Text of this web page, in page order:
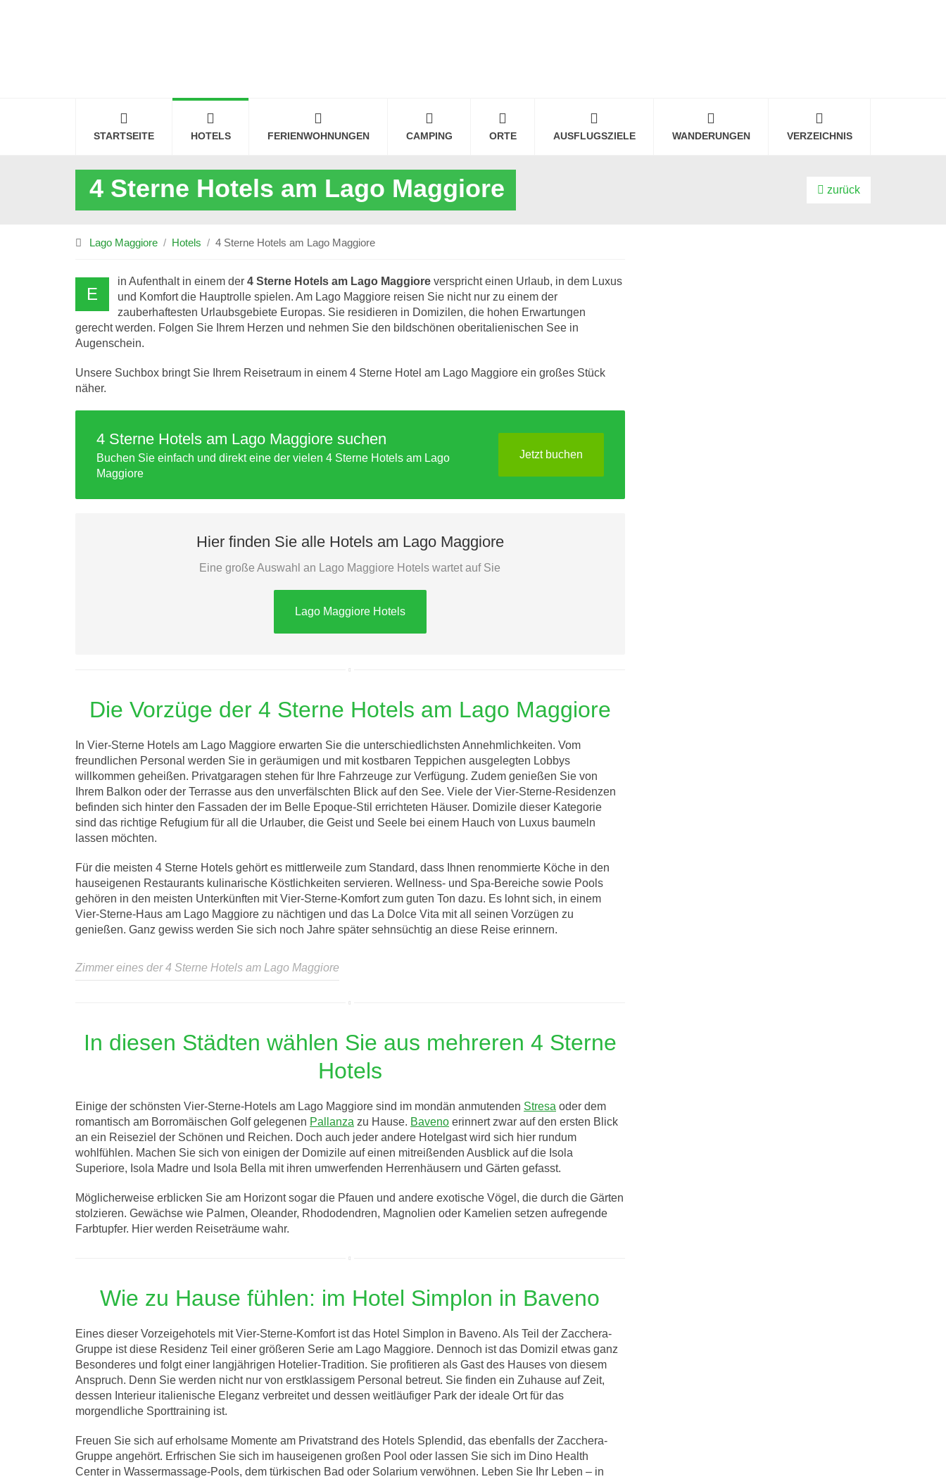
STARTSEITE HOTELS FERIENWOHNUNGEN CAMPING ORTE AUSFLUGSZIELE WANDERUNGEN VERZEICHNIS
4 Sterne Hotels am Lago Maggiore zurück
Lago Maggiore Hotels 4 Sterne Hotels am Lago Maggiore
E
in Aufenthalt in einem der 4 Sterne Hotels am Lago Maggiore verspricht einen Urlaub, in dem Luxus
und Komfort die Hauptrolle spielen. Am Lago Maggiore reisen Sie nicht nur zu einem der
zauberhaftesten Urlaubsgebiete Europas. Sie residieren in Domizilen, die hohen Erwartungen
gerecht werden. Folgen Sie Ihrem Herzen und nehmen Sie den bildschönen oberitalienischen See in
Augenschein.
Unsere Suchbox bringt Sie Ihrem Reisetraum in einem 4 Sterne Hotel am Lago Maggiore ein großes Stück
näher.
4 Sterne Hotels am Lago Maggiore suchen
Buchen Sie einfach und direkt eine der vielen 4 Sterne Hotels am Lago
Maggiore
Jetzt buchen
Hier finden Sie alle Hotels am Lago Maggiore
Eine große Auswahl an Lago Maggiore Hotels wartet auf Sie
Lago Maggiore Hotels
Die Vorzüge der 4 Sterne Hotels am Lago Maggiore
In Vier-Sterne Hotels am Lago Maggiore erwarten Sie die unterschiedlichsten Annehmlichkeiten. Vom
freundlichen Personal werden Sie in geräumigen und mit kostbaren Teppichen ausgelegten Lobbys
willkommen geheißen. Privatgaragen stehen für Ihre Fahrzeuge zur Verfügung. Zudem genießen Sie von
Ihrem Balkon oder der Terrasse aus den unverfälschten Blick auf den See. Viele der Vier-Sterne-Residenzen
befinden sich hinter den Fassaden der im Belle Epoque-Stil errichteten Häuser. Domizile dieser Kategorie
sind das richtige Refugium für all die Urlauber, die Geist und Seele bei einem Hauch von Luxus baumeln
lassen möchten.
Für die meisten 4 Sterne Hotels gehört es mittlerweile zum Standard, dass Ihnen renommierte Köche in den
hauseigenen Restaurants kulinarische Köstlichkeiten servieren. Wellness- und Spa-Bereiche sowie Pools
gehören in den meisten Unterkünften mit Vier-Sterne-Komfort zum guten Ton dazu. Es lohnt sich, in einem
Vier-Sterne-Haus am Lago Maggiore zu nächtigen und das La Dolce Vita mit all seinen Vorzügen zu
genießen. Ganz gewiss werden Sie sich noch Jahre später sehnsüchtig an diese Reise erinnern.
Zimmer eines der 4 Sterne Hotels am Lago Maggiore
In diesen Städten wählen Sie aus mehreren 4 Sterne
Hotels
Einige der schönsten Vier-Sterne-Hotels am Lago Maggiore sind im mondän anmutenden Stresa oder dem
romantisch am Borromäischen Golf gelegenen Pallanza zu Hause. Baveno erinnert zwar auf den ersten Blick
an ein Reiseziel der Schönen und Reichen. Doch auch jeder andere Hotelgast wird sich hier rundum
wohlfühlen. Machen Sie sich von einigen der Domizile auf einen mitreißenden Ausblick auf die Isola
Superiore, Isola Madre und Isola Bella mit ihren umwerfenden Herrenhäusern und Gärten gefasst.
Möglicherweise erblicken Sie am Horizont sogar die Pfauen und andere exotische Vögel, die durch die Gärten
stolzieren. Gewächse wie Palmen, Oleander, Rhododendren, Magnolien oder Kamelien setzen aufregende
Farbtupfer. Hier werden Reiseträume wahr.
Wie zu Hause fühlen: im Hotel Simplon in Baveno
Eines dieser Vorzeigehotels mit Vier-Sterne-Komfort ist das Hotel Simplon in Baveno. Als Teil der Zacchera-
Gruppe ist diese Residenz Teil einer größeren Serie am Lago Maggiore. Dennoch ist das Domizil etwas ganz
Besonderes und folgt einer langjährigen Hotelier-Tradition. Sie profitieren als Gast des Hauses von diesem
Anspruch. Denn Sie werden nicht nur von erstklassigem Personal betreut. Sie finden ein Zuhause auf Zeit,
dessen Interieur italienische Eleganz verbreitet und dessen weitläufiger Park der ideale Ort für das
morgendliche Sporttraining ist.
Freuen Sie sich auf erholsame Momente am Privatstrand des Hotels Splendid, das ebenfalls der Zacchera-
Gruppe angehört. Erfrischen Sie sich im hauseigenen großen Pool oder lassen Sie sich im Dino Health
Center in Wassermassage-Pools, dem türkischen Bad oder Solarium verwöhnen. Leben Sie Ihr Leben – in